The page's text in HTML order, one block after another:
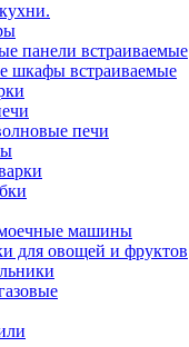
панели встраиваемые
шкафы встраиваемые
печи
машины
для овощей и фруктов